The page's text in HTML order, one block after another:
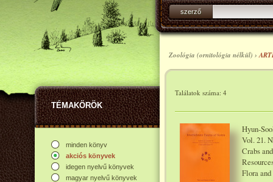
TÉMAKÖRÖK
minden könyv
akciós könyvek
idegen nyelvű könyvek
magyar nyelvű könyvek
szerző
Zoológia (ornitológia nélkül) ›
Találatok száma: 4
Hyun-
Vol. 21.
Crabs
Flora